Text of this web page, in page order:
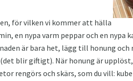
för vilken vi kommer att hälla
en nypa varm peppar och en nypa
är bara het, lägg till honung
blir giftigt). När honung är
rengörs och skärs, som du vill: